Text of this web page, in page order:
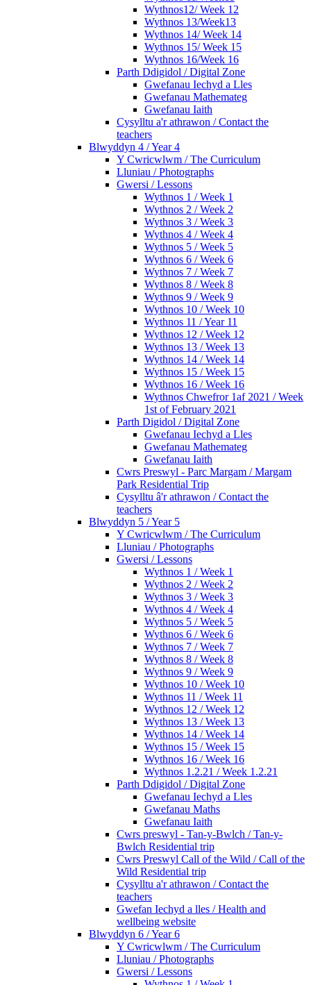
Wythnos12/ Week 12
Wythnos 13/Week13
Wythnos 14/ Week 14
Wythnos 15/ Week 15
Wythnos 16/Week 16
Parth Ddigidol / Digital Zone
Gwefanau Iechyd a Lles
Gwefanau Mathemateg
Gwefanau Iaith
Cysylltu a'r athrawon / Contact the
teachers
Blwyddyn 4 / Year 4
Y Cwricwlwm / The Curriculum
Lluniau / Photographs
Gwersi / Lessons
Wythnos 1 / Week 1
Wythnos 2 / Week 2
Wythnos 3 / Week 3
Wythnos 4 / Week 4
Wythnos 5 / Week 5
Wythnos 6 / Week 6
Wythnos 7 / Week 7
Wythnos 8 / Week 8
Wythnos 9 / Week 9
Wythnos 10 / Week 10
Wythnos 11 / Year 11
Wythnos 12 / Week 12
Wythnos 13 / Week 13
Wythnos 14 / Week 14
Wythnos 15 / Week 15
Wythnos 16 / Week 16
Wythnos Chwefror 1af 2021 / Week
1st of February 2021
Parth Digidol / Digital Zone
Gwefanau Iechyd a Lles
Gwefanau Mathemateg
Gwefanau Iaith
Cwrs Preswyl - Parc Margam / Margam
Park Residential Trip
Cysylltu â'r athrawon / Contact the
teachers
Blwyddyn 5 / Year 5
Y Cwricwlwm / The Curriculum
Lluniau / Photographs
Gwersi / Lessons
Wythnos 1 / Week 1
Wythnos 2 / Week 2
Wythnos 3 / Week 3
Wythnos 4 / Week 4
Wythnos 5 / Week 5
Wythnos 6 / Week 6
Wythnos 7 / Week 7
Wythnos 8 / Week 8
Wythnos 9 / Week 9
Wythnos 10 / Week 10
Wythnos 11 / Week 11
Wythnos 12 / Week 12
Wythnos 13 / Week 13
Wythnos 14 / Week 14
Wythnos 15 / Week 15
Wythnos 16 / Week 16
Wythnos 1.2.21 / Week 1.2.21
Parth Ddigidol / Digital Zone
Gwefanau Iechyd a Lles
Gwefanau Maths
Gwefanau Iaith
Cwrs preswyl - Tan-y-Bwlch / Tan-y-
Bwlch Residential trip
Cwrs Preswyl Call of the Wild / Call of the
Wild Residential trip
Cysylltu a'r athrawon / Contact the
teachers
Gwefan Iechyd a lles / Health and
wellbeing website
Blwyddyn 6 / Year 6
Y Cwricwlwm / The Curriculum
Lluniau / Photographs
Gwersi / Lessons